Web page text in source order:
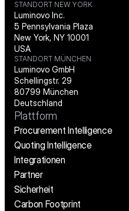
STANDORT NEW YORK
Luminovo Inc.
5 Pennsylvania Plaza
New York, NY 10001
USA
STANDORT MÜNCHEN
Luminovo GmbH
Schellingstr. 29
80799 München
Deutschland
Plattform
Procurement Intelligence
Quoting Intelligence
Integrationen
Partner
Sicherheit
Carbon Footprint